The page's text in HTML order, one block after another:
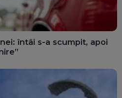
întâi s-a scumpit, apoi